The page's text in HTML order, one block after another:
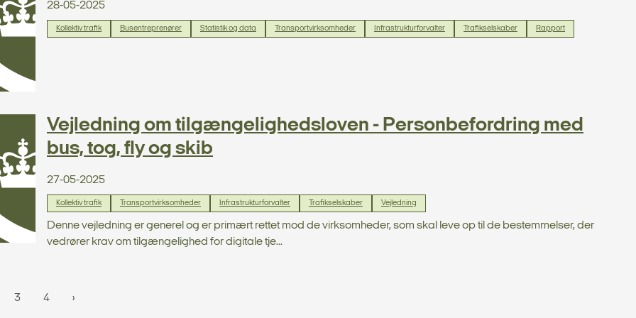
28-05-2025
Kollektiv trafik Busentreprenører Statistik og data Transportvirksomheder Infrastrukturforvalter Trafikselskaber Rapport
Vejledning om tilgængelighedsloven - Personbefordring med
bus, tog, fly og skib
27-05-2025
Kollektiv trafik Transportvirksomheder Infrastrukturforvalter Trafikselskaber Vejledning
Denne vejledning er generel og er primært rettet mod de virksomheder, som skal leve op til de bestemmelser, der
vedrører krav om tilgængelighed for digitale tje...
3 4